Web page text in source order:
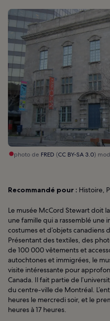
photo de FRED (CC BY-SA 3.0)
Recommandé pour : Histoire,
Le musée McCord Stewart doit
une famille qui a rassemblé une
costumes et d’objets canadiens
Présentant des textiles, des
de 100 000 vêtements et
autochtones et immigrées, le
visite intéressante pour
Canada. Il fait partie de
du centre-ville de Montréal.
heures le mercredi soir, et le
heures à 17 heures.